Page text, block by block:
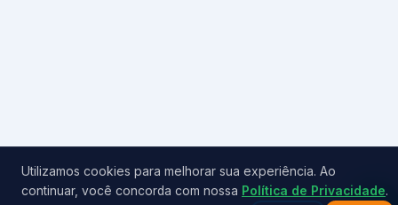
Utilizamos cookies para melhorar sua experiência. Ao
continuar, você concorda com nossa Política de Privacidade.